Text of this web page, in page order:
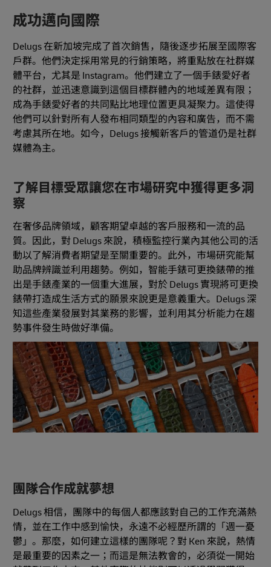
成功邁向國際
Delugs 在新加坡完成了首次銷售，隨後逐步拓展至國際客
戶群。他們決定採用常見的行銷策略，將重點放在社群媒
體平台，尤其是 Instagram。他們建立了一個手錶愛好者
的社群，並迅速意識到這個目標群體內的地域差異有限；
成為手錶愛好者的共同點比地理位置更具凝聚力。這使得
他們可以針對所有人發布相同類型的內容和廣告，而不需
考慮其所在地。如今，Delugs 接觸新客戶的管道仍是社群
媒體為主。
了解目標受眾讓您在市場研究中獲得更多洞
察
在奢侈品牌領域，顧客期望卓越的客戶服務和一流的品
質。因此，對 Delugs 來說，積極監控行業內其他公司的活
動以了解消費者期望是至關重要的。此外，市場研究能幫
助品牌辨識並利用趨勢。例如，智能手錶可更換錶帶的推
出是手錶產業的一個重大進展，對於 Delugs 實現將可更換
錶帶打造成生活方式的願景來說更是意義重大。Delugs 深
知這些產業發展對其業務的影響，並利用其分析能力在趨
勢事件發生時做好準備。
團隊合作成就夢想
Delugs 相信，團隊中的每個人都應該對自己的工作充滿熱
情，並在工作中感到愉快，永遠不必經歷所謂的「週一憂
鬱」。那麼，如何建立這樣的團隊呢？對 Ken 來說，熱情
是最重要的因素之一；而這是無法教會的，必須從一開始